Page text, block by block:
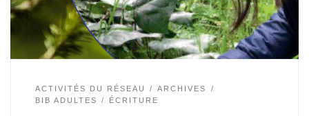
ACTIVITÉS DU RÉSEAU
ARCHIVES
BIB ADULTES
ÉCRITURE